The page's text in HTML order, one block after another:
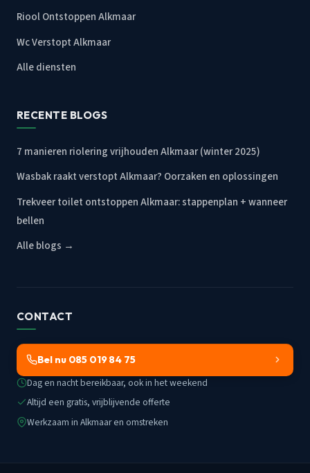
Riool Ontstoppen Alkmaar
Wc Verstopt Alkmaar
Alle diensten
RECENTE BLOGS
7 manieren riolering vrijhouden Alkmaar (winter 2025)
Wasbak raakt verstopt Alkmaar? Oorzaken en oplossingen
Trekveer toilet ontstoppen Alkmaar: stappenplan + wanneer
bellen
Alle blogs →
CONTACT
Bel nu 085 019 84 75
Dag en nacht bereikbaar, ook in het weekend
Altijd een gratis, vrijblijvende offerte
Werkzaam in Alkmaar en omstreken